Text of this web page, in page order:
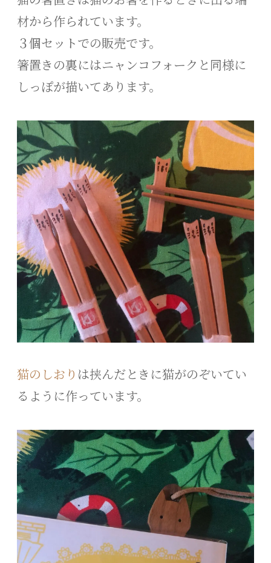
材から作られています。
３個セットでの販売です。
箸置きの裏にはニャンコフォークと同様に
しっぽが描いてあります。
猫のしおり は挟んだときに猫がのぞいてい
るように作っています。